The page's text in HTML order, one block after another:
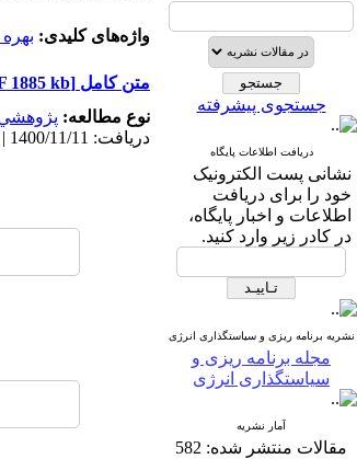
جستجوی پیشرفته
دریافت اطلاعات پایگاه
نشانی پست الکترونیک
خود را برای دریافت
اطلاعات و اخبار پایگاه،
در کادر زیر وارد کنید.
نشریه برنامه ریزی و سیاستگذاری انرژی
مجله برنامه ریزی و
سیاستگذاری انرژی
آمار نشریه
مقالات منتشر شده: 582
واژه‌های کلیدی:
متن کامل [PDF 1885 kb]
نوع مطالعه:
دریافت: 1400/11/11 | پذیرش: 1401/9/28 | انتشار: 1400/12/10